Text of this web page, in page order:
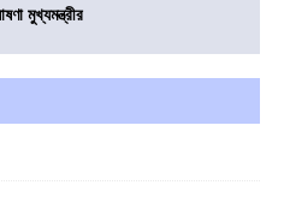
মুখ্যমন্ত্রীর